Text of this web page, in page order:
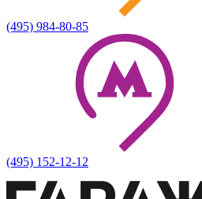
(495) 984-80-85
(495) 152-12-12